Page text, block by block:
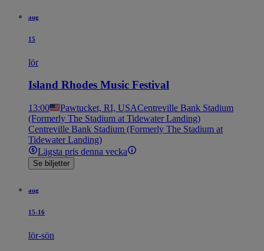
aug
15
lör
Island Rhodes Music Festival
13:00 Pawtucket, RI, USACentreville Bank Stadium
(Formerly The Stadium at Tidewater Landing)
Centreville Bank Stadium (Formerly The Stadium at
Tidewater Landing)
Lägsta pris denna vecka
Se biljetter
aug
15-16
lör-sön